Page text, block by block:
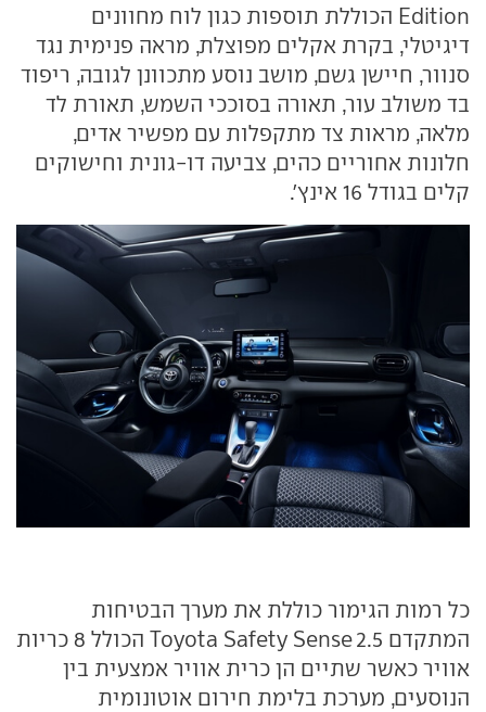
Edition הכוללת תוספות כגון לוח מחוונים
דיגיטלי, בקרת אקלים מפוצלת, מראה פנימית נגד
סנוור, חיישן גשם, מושב נוסע מתכוונן לגובה, ריפוד
בד משולב עור, תאורה בסוככי השמש, תאורת לד
מלאה, מראות צד מתקפלות עם מפשיר אדים,
חלונות אחוריים כהים, צביעה דו-גונית וחישוקים
קלים בגודל 16 אינץ'.
כל רמות הגימור כוללת את מערך הבטיחות
המתקדם Toyota Safety Sense 2.5 הכולל 8 כריות
אוויר כאשר שתיים הן כרית אוויר אמצעית בין
הנוסעים, מערכת בלימת חירום אוטונומית